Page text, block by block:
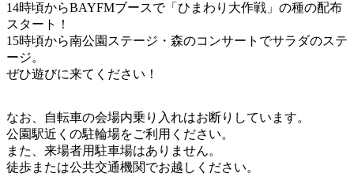
14時頃からBAYFMブースで「ひまわり大作戦」の種の配布
スタート！
15時頃から南公園ステージ・森のコンサートでサラダのステ
ージ。
ぜひ遊びに来てください！
なお、自転車の会場内乗り入れはお断りしています。
公園駅近くの駐輪場をご利用ください。
また、来場者用駐車場はありません。
徒歩または公共交通機関でお越しください。